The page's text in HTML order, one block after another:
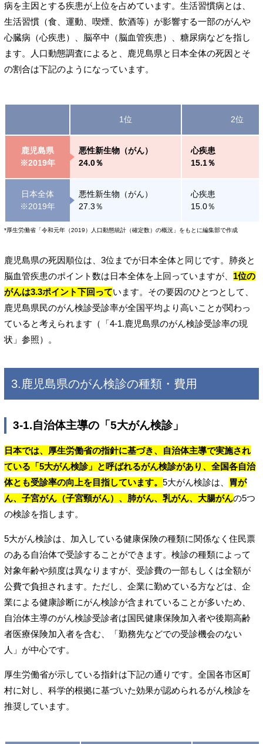
病を主因とする疾患が上位を占めています。生活習慣病とは、
生活習慣（食、運動、喫煙、飲酒等）が影響する一部のがんや
心臓病（心疾患）、脳卒中（脳血管疾患）、糖尿病などを指し
ます。人口動態調査によると、鹿児島県と日本全体の死因とそ
の割合は下記のようになっています。
1位 2位
鹿児島県
※2019年
悪性新生物（がん）
24.0％
心疾患
15.1％
日本全体
※2019年
悪性新生物（がん）
27.3％
心疾患
15.0％
*厚生労働省「令和元年（2019）人口動態統計（確定数）の概況」をもとに編集部で作成
鹿児島県の死因順位は、3位までが日本全体と同じです。肺炎と
脳血管疾患のポイント数は日本全体を上回っていますが、 1位の
がんは3.3ポイント下回っています。その要因のひとつとして、
鹿児島県民のがん検診受診率が全国平均より高いことが関わっ
ていると考えられます（「4-1.鹿児島県のがん検診受診率の現
状」参照）。
3.鹿児島県のがん検診の種類・費用
3-1.自治体主導の「5大がん検診」
日本では、厚生労働省の指針に基づき、自治体主導で実施され
ている「5大がん検診」と呼ばれるがん検診があり、全国各自治
体とも受診率の向上を目指しています。 5大がん検診は、
胃が
ん、子宮がん（子宮頸がん）、肺がん、乳がん、大腸がんの5つ
の検診を指します。
5大がん検診は、加入している健康保険の種類に関係なく住民票
のある自治体で受診することができます。検診の種類によって
対象年齢や頻度は異なりますが、受診費の一部もしくは全額が
公費で負担されます。ただし、企業に勤めている方などは、企
業による健康診断にがん検診が含まれていることが多いため、
自治体主導のがん検診受診者は国民健康保険加入者や後期高齢
者医療保険加入者を含む、「勤務先などでの受診機会のない
人」が中心です。
厚生労働省が示している指針は下記の通りです。全国各市区町
村に対し、科学的根拠に基づいた効果が認められるがん検診を
推奨しています。